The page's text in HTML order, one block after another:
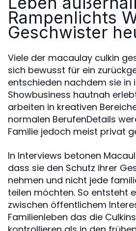
Rampenlichts
Geschwister
Viele der macaulay culkin
sich bewusst für ein
entschieden nachdem sie in
Showbusiness hautnah
arbeiten in kreativen
normalen BerufenDetails
Familie jedoch meist privat
In Interviews betonen
dass sie den Schutz ihrer
nehmen und nicht jede
teilen möchten. So entsteht
zwischen öffentlichem
Familienleben das die